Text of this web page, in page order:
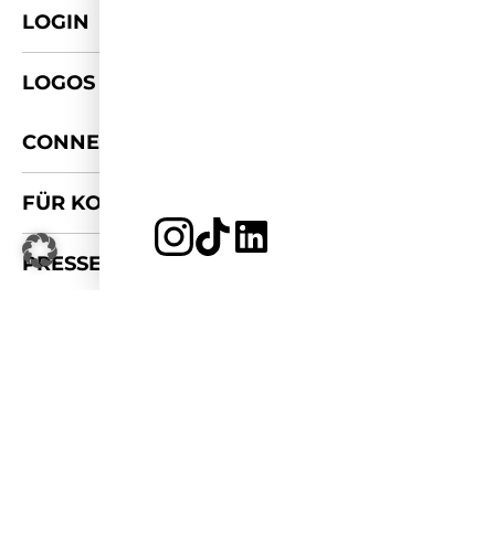
LOGIN
LOGOS & FOTOS
CONNECT
FÜR KOOPERATIONEN
PRESSE-KIT
JETZT BEWERBEN